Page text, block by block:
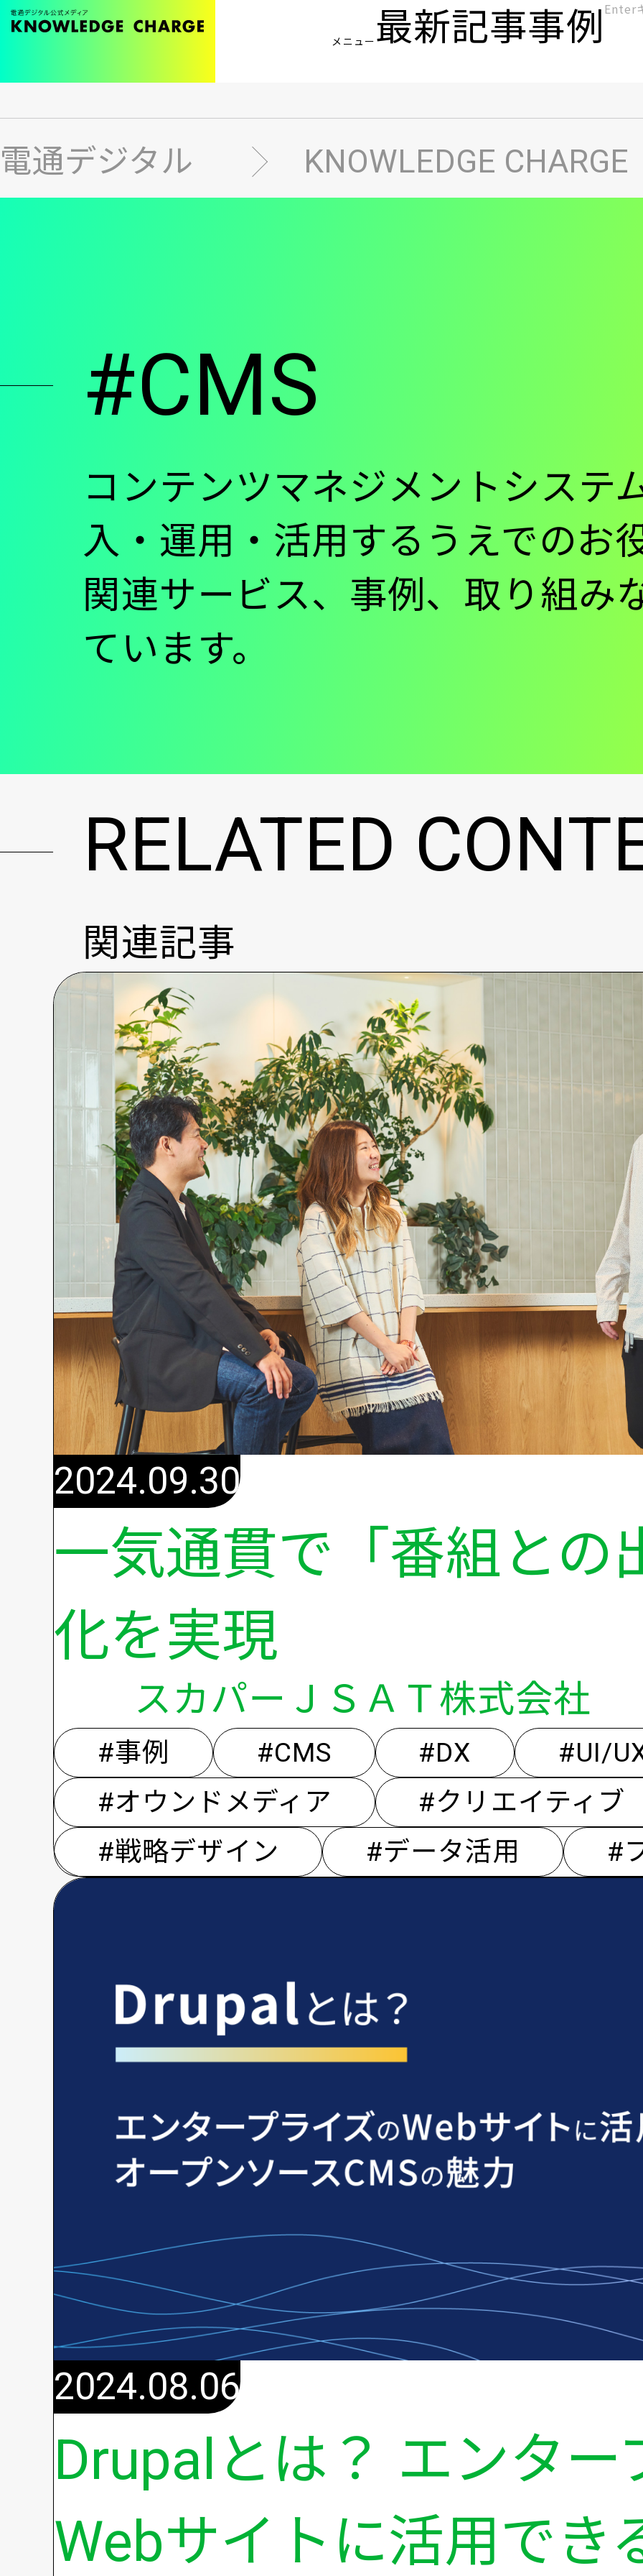
メ
イ
ン
コ
メニュー [KC]
ヘ
ッ
-
メ
イ
最新記事事例
電通デジタル KNOWLEDGE CHARGE
#CMS
コンテンツマネジメントシステ
入・運用・活用するうえでのお
関連サービス、事例、取り組み
ています。
RELATED
関連記事
一気通貫で「番組との
化を実現
スカパーＪＳＡＴ株式会社
2024.09.30
#事例 #CMS #DX
#UI/
#オウンドメディア
#クリエイティブ
#戦略デザイン
#データ活用 #
Drupalとは？ エンター
Webサイトに活用でき
2024.08.06